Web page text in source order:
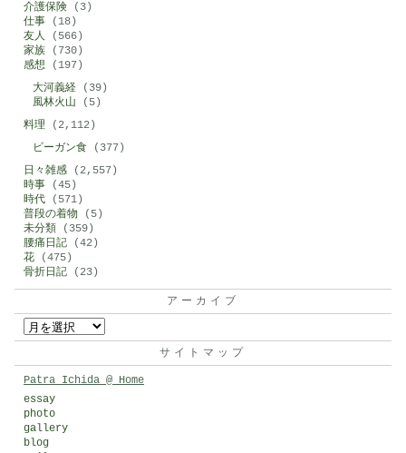
介護保険 (3)
仕事 (18)
友人 (566)
家族 (730)
感想 (197)
大河義経 (39)
風林火山 (5)
料理 (2,112)
ビーガン食 (377)
日々雑感 (2,557)
時事 (45)
時代 (571)
普段の着物 (5)
未分類 (359)
腰痛日記 (42)
花 (475)
骨折日記 (23)
アーカイブ
イ
サイトマップ
Patra Ichida @ Home
essay
photo
gallery
blog